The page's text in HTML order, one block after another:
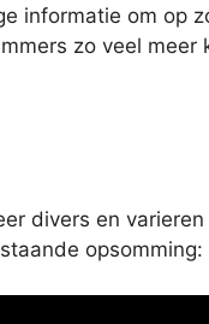
informatie om op
zo veel meer
divers en
opsomming: